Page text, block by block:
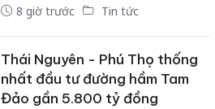
8 giờ trước Tin tức
Thái Nguyên - Phú Thọ thống
nhất đầu tư đường hầm Tam
Đảo gần 5.800 tỷ đồng